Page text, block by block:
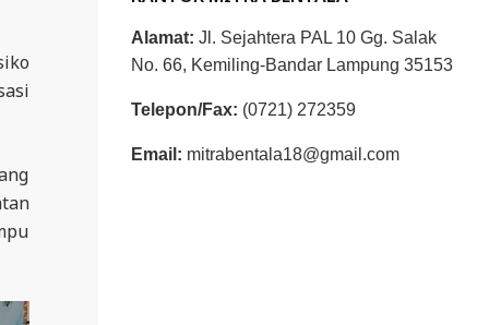
Alamat: Jl. Sejahtera PAL 10 Gg. Salak
No. 66, Kemiling-Bandar Lampung 35153
Telepon/Fax: (0721) 272359
Email: mitrabentala18@gmail.com